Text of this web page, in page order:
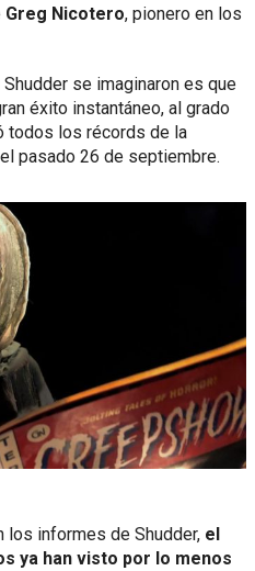
Greg Nicotero, pionero en los
se imaginaron es que
éxito instantáneo, al grado
todos los récords de la
pasado 26 de septiembre.
los informes de Shudder, el
ya han visto por lo menos